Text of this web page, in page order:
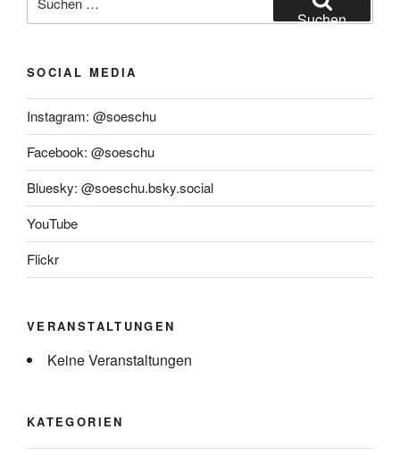
nach:
Suchen
SOCIAL MEDIA
Instagram: @soeschu
Facebook: @soeschu
Bluesky: @soeschu.bsky.social
YouTube
Flickr
VERANSTALTUNGEN
Keine Veranstaltungen
KATEGORIEN